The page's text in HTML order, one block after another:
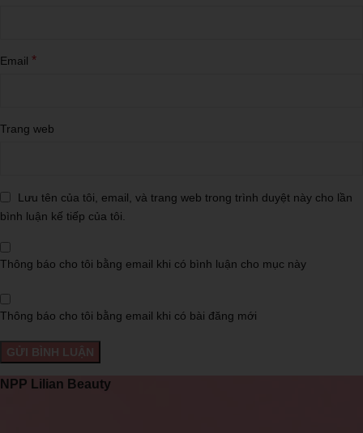
Email *
Trang web
Lưu tên của tôi, email, và trang web trong trình duyệt này cho lần
bình luận kế tiếp của tôi.
Thông báo cho tôi bằng email khi có bình luận cho mục này
Thông báo cho tôi bằng email khi có bài đăng mới
NPP Lilian Beauty